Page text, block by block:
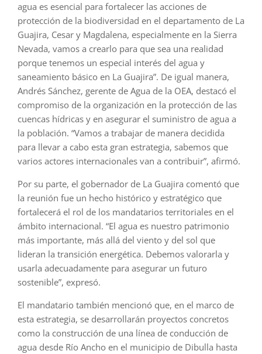
agua es esencial para fortalecer las acciones de
protección de la biodiversidad en el departamento de La
Guajira, Cesar y Magdalena, especialmente en la Sierra
Nevada, vamos a crearlo para que sea una realidad
porque tenemos un especial interés del agua y
saneamiento básico en La Guajira”. De igual manera,
Andrés Sánchez, gerente de Agua de la OEA, destacó el
compromiso de la organización en la protección de las
cuencas hídricas y en asegurar el suministro de agua a
la población. “Vamos a trabajar de manera decidida
para llevar a cabo esta gran estrategia, sabemos que
varios actores internacionales van a contribuir”, afirmó.
Por su parte, el gobernador de La Guajira comentó que
la reunión fue un hecho histórico y estratégico que
fortalecerá el rol de los mandatarios territoriales en el
ámbito internacional. “El agua es nuestro patrimonio
más importante, más allá del viento y del sol que
lideran la transición energética. Debemos valorarla y
usarla adecuadamente para asegurar un futuro
sostenible”, expresó.
El mandatario también mencionó que, en el marco de
esta estrategia, se desarrollarán proyectos concretos
como la construcción de una línea de conducción de
agua desde Río Ancho en el municipio de Dibulla hasta